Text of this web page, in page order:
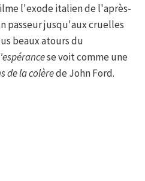
l'exode italien de l'après-
passeur jusqu'aux cruelles
beaux atours du
se voit comme une
de la colèrede John Ford.